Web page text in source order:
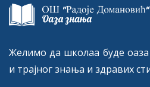
Желимо да школаа буде оаза
и трајног знања и здравих